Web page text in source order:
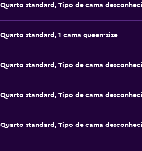
Quarto standard, Tipo de cama
Quarto standard, 1 cama queen-size
Quarto standard, Tipo de cama
Quarto standard, Tipo de cama
Quarto standard, Tipo de cama